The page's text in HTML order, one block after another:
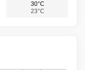
30°C
23°C